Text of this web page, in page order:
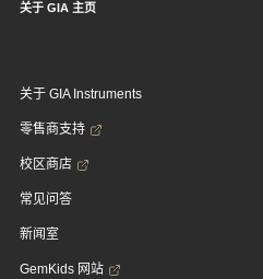
关于 GIA 主页
关于 GIA Instruments
零售商支持
校区商店
常见问答
新闻室
GemKids 网站